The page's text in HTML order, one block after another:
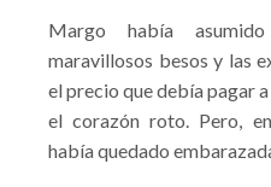
Margo había
maravillosos besos y las
el precio que debía pagar
el corazón roto. Pero,
había quedado